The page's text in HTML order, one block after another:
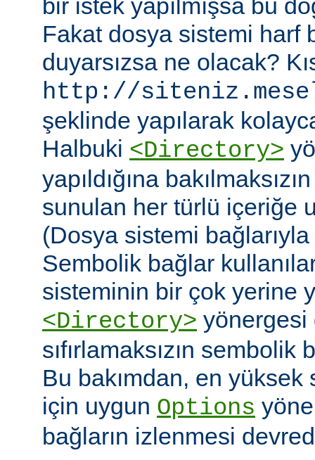
bir istek yapılmışsa bu
Fakat dosya sistemi harf
duyarsızsa ne olacak?
http://
şeklinde yapılarak
Halbuki <Directory>
yapıldığına
sunulan her türlü içeriğe
(Dosya sistemi
Sembolik bağlar
sisteminin bir çok yerine
<Directory> yönergesi
sıfırlamaksızın sembolik
Bu bakımdan, en
için uygun Options
bağların izlenmesi